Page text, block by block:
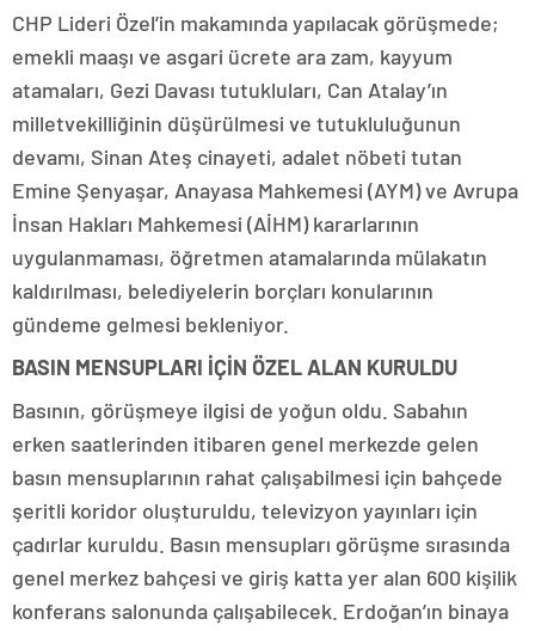
CHP Lideri Özel’in makamında yapılacak görüşmede;
emekli maaşı ve asgari ücrete ara zam, kayyum
atamaları, Gezi Davası tutukluları, Can Atalay’ın
milletvekilliğinin düşürülmesi ve tutukluluğunun
devamı, Sinan Ateş cinayeti, adalet nöbeti tutan
Emine Şenyaşar, Anayasa Mahkemesi (AYM) ve Avrupa
İnsan Hakları Mahkemesi (AİHM) kararlarının
uygulanmaması, öğretmen atamalarında mülakatın
kaldırılması, belediyelerin borçları konularının
gündeme gelmesi bekleniyor.
BASIN MENSUPLARI İÇİN ÖZEL ALAN KURULDU
Basının, görüşmeye ilgisi de yoğun oldu. Sabahın
erken saatlerinden itibaren genel merkezde gelen
basın mensuplarının rahat çalışabilmesi için bahçede
şeritli koridor oluşturuldu, televizyon yayınları için
çadırlar kuruldu. Basın mensupları görüşme sırasında
genel merkez bahçesi ve giriş katta yer alan 600 kişilik
konferans salonunda çalışabilecek. Erdoğan’ın binaya